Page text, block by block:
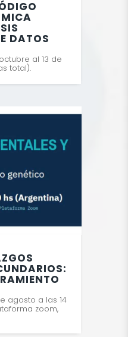
DATOS
al 13 de
total).
agosto a las 14
zoom,